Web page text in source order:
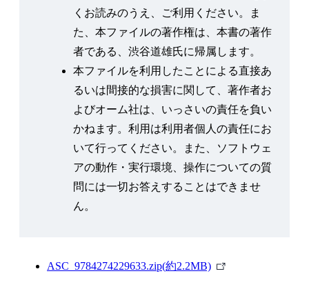
くお読みのうえ、ご利用ください。ま
た、本ファイルの著作権は、本書の著作
者である、渋谷道雄氏に帰属します。
本ファイルを利用したことによる直接あ
るいは間接的な損害に関して、著作者お
よびオーム社は、いっさいの責任を負い
かねます。利用は利用者個人の責任にお
いて行ってください。また、ソフトウェ
アの動作・実行環境、操作についての質
問には一切お答えすることはできませ
ん。
ASC_9784274229633.zip(約2.2MB)
外